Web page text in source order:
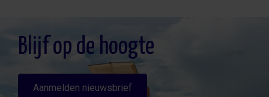
Costa Blanca Zuid: zonzeker en veelzijdig
gedetailleerde informatie over gegevensbescherming kan
geraadpleegd
Blijf op de hoogte
Aanmelden nieuwsbrief